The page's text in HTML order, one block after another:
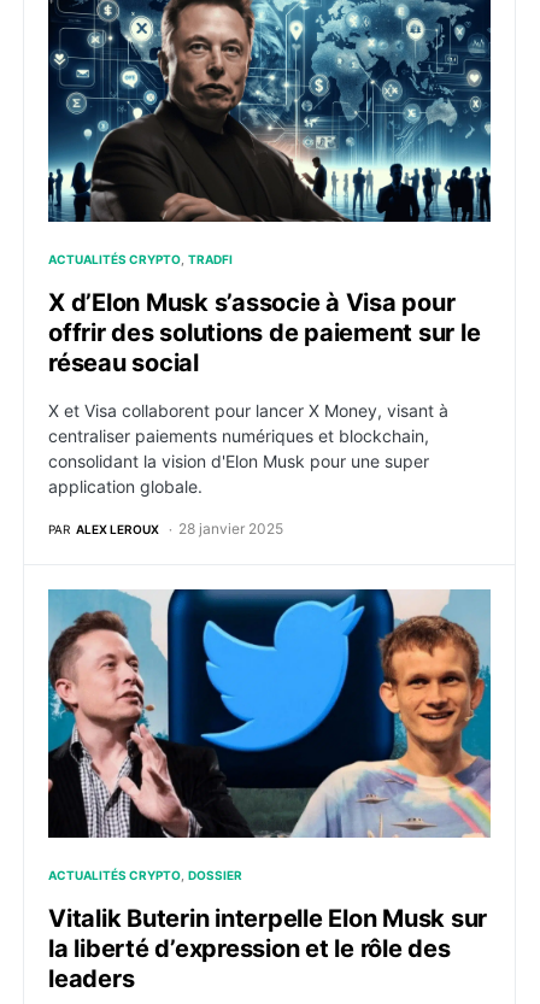
ACTUALITÉS CRYPTO TRADFI
X d’Elon Musk s’associe à Visa pour
offrir des solutions de paiement sur le
réseau social
X et Visa collaborent pour lancer X Money, visant à
centraliser paiements numériques et blockchain,
consolidant la vision d'Elon Musk pour une super
application globale.
PAR ALEX LEROUX 28 janvier 2025
Vitalik Buterin interpelle Elon Musk sur la liberté
ACTUALITÉS CRYPTO DOSSIER
Vitalik Buterin interpelle Elon Musk sur
la liberté d’expression et le rôle des
leaders